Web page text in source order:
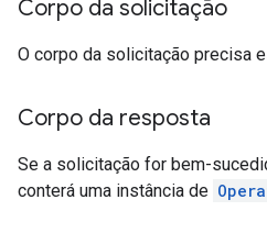
Corpo da solicitação
O corpo da solicitação precisa
Corpo da resposta
Se a solicitação for bem-
conterá uma instância de